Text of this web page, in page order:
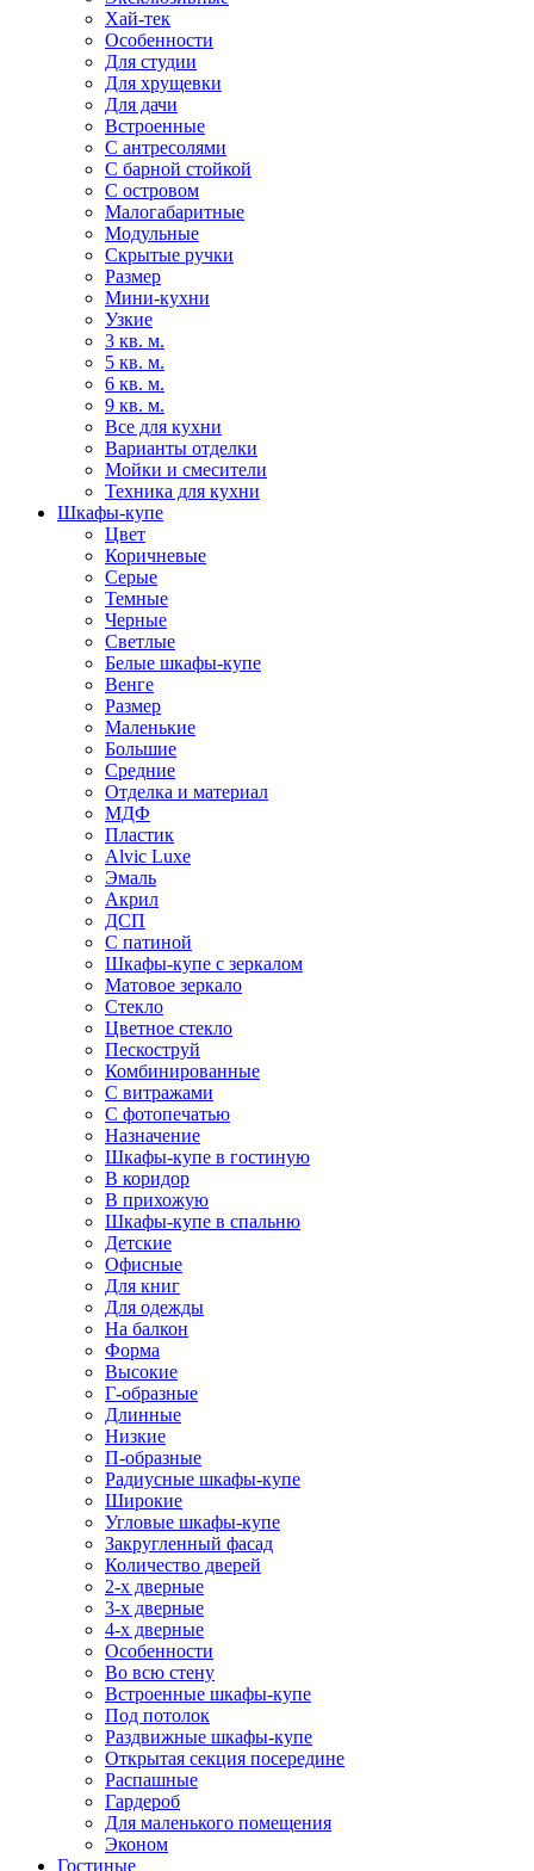
Хай-тек
Особенности
Для студии
Для хрущевки
Для дачи
Встроенные
С антресолями
С барной стойкой
С островом
Малогабаритные
Модульные
Скрытые ручки
Размер
Мини-кухни
Узкие
3 кв. м.
5 кв. м.
6 кв. м.
9 кв. м.
Все для кухни
Варианты отделки
Мойки и смесители
Техника для кухни
Шкафы-купе
Цвет
Коричневые
Серые
Темные
Черные
Светлые
Белые шкафы-купе
Венге
Размер
Маленькие
Большие
Средние
Отделка и материал
МДФ
Пластик
Alvic Luxe
Эмаль
Акрил
ДСП
С патиной
Шкафы-купе с зеркалом
Матовое зеркало
Стекло
Цветное стекло
Пескоструй
Комбинированные
С витражами
С фотопечатью
Назначение
Шкафы-купе в гостиную
В коридор
В прихожую
Шкафы-купе в спальню
Детские
Офисные
Для книг
Для одежды
На балкон
Форма
Высокие
Г-образные
Длинные
Низкие
П-образные
Радиусные шкафы-купе
Широкие
Угловые шкафы-купе
Закругленный фасад
Количество дверей
2-х дверные
3-х дверные
4-х дверные
Особенности
Во всю стену
Встроенные шкафы-купе
Под потолок
Раздвижные шкафы-купе
Открытая секция посередине
Распашные
Гардероб
Для маленького помещения
Эконом
Гостиные